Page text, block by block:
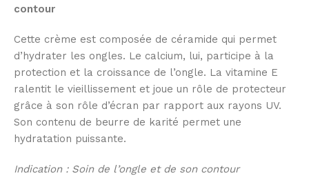
contour
Cette crème est composée de céramide qui permet
d’hydrater les ongles. Le calcium, lui, participe à la
protection et la croissance de l’ongle. La vitamine E
ralentit le vieillissement et joue un rôle de protecteur
grâce à son rôle d’écran par rapport aux rayons UV.
Son contenu de beurre de karité permet une
hydratation puissante.
Indication : Soin de l’ongle et de son contour